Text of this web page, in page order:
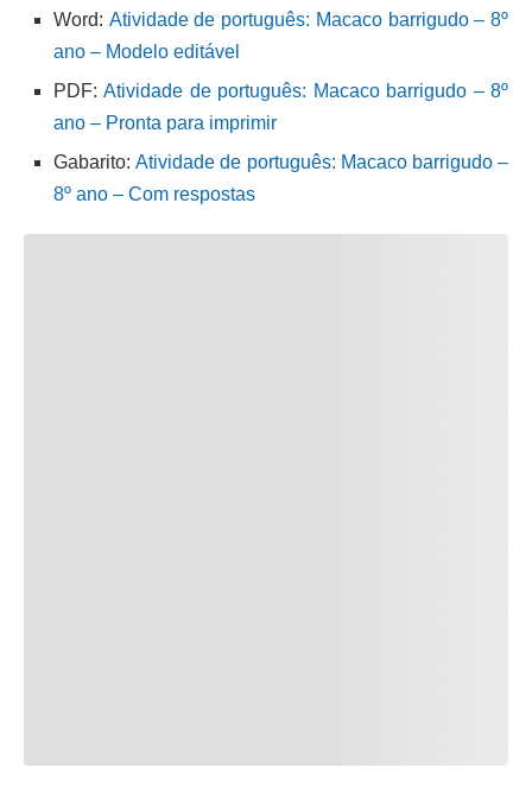
Word: Atividade de português: Macaco barrigudo – 8º
ano – Modelo editável
PDF:Atividade de português: Macaco barrigudo – 8º
ano – Pronta para imprimir
Gabarito:Atividade de português: Macaco barrigudo –
8º ano – Com respostas